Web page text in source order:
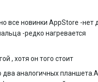
все новинки AppStore -нет
-редко нагревается
, хотя он того стоит
два аналогичных планшета.А